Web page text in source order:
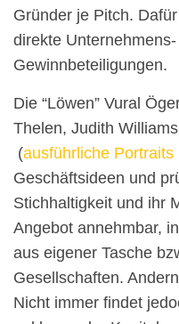
Gründer je Pitch.
direkte
Gewinnbeteiligungen.
Die “Löwen” Vural
Thelen, Judith
(ausführliche Portraits
Geschäftsideen und
Stichhaltigkeit und ihr
Angebot annehmbar,
aus eigener Tasche
Gesellschaften.
Nicht immer findet